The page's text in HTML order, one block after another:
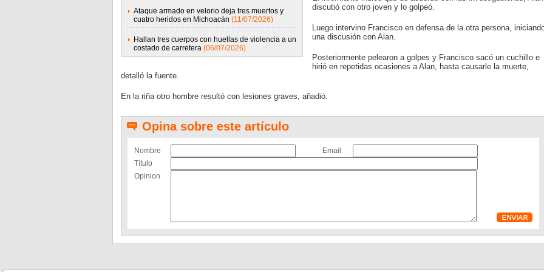
Ataque armado en velorio deja tres muertos y
cuatro heridos en Michoacán (11/07/2026)
Hallan tres cuerpos con huellas de violencia a un
costado de carretera (06/07/2026)
discutió con otro joven y lo golpeó.
Luego intervino Francisco en defensa de la otra persona,
una discusión con Alan.
Posteriormente pelearon a golpes y Francisco sacó un cuchillo e
hirió en repetidas ocasiones a Alan, hasta causarle la muerte,
detalló la fuente.
En la riña otro hombre resultó con lesiones graves, añadió.
Opina sobre este artículo
Nombre
Email
Título
Opinion